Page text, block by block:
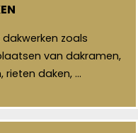
zoals
van dakramen,
rieten daken, …